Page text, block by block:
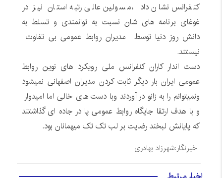
کنفرانس نشان داد ،مسولین عالی رتبه استان نیز در
غوغای برنامه های شان نسبت به توانمندی و تسلط به
دانش روز دنیا توسط مدیران روابط عمومی بی تفاوت
نیستند.
دست اندار کاران کنفرانس ملی رویکرد های نوین روابط
عمومی ایران بار دیگر ثابت کردن مدیران اصفهانی نمیشود
ونمیتوانم را به زانو در آوردند وبا دست های خالی اما امیدوار
و با هدف ارتقا جایگاه روابط عمومی پا در جاده ای گذاشتند
که پایانش لبخند رضایت بر لب تک تک میهمانان بود.
خبرنگار:شهرزاد بهادری